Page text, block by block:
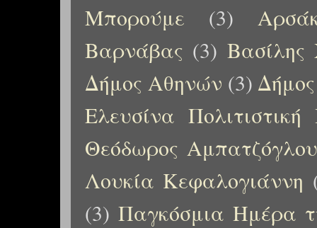
Μπορούμε
(3)
Βαρνάβας (3) Βασίλης
Δήμος Αθηνών (3)
Ελευσίνα
Θεόδωρος Αμπατζόγλου
Λουκία Κεφαλογιάννη
(3) Παγκόσμια Ημέρα